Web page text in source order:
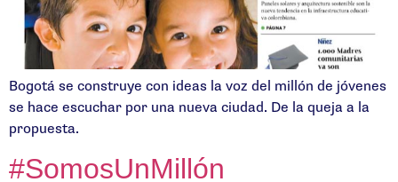
Bogotá se construye con ideas la voz del millón de jóvenes
se hace escuchar por una nueva ciudad. De la queja a la
propuesta.
#SomosUnMillón